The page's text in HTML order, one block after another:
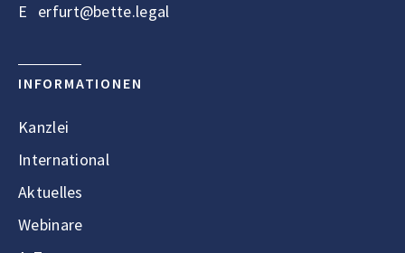
E erfurt@bette.legal
INFORMATIONEN
Kanzlei
International
Aktuelles
Webinare